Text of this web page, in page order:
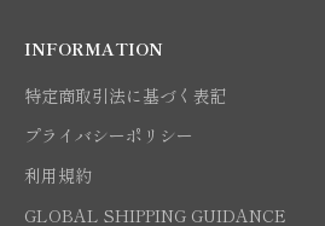
INFORMATION
特定商取引法に基づく表記
プライバシーポリシー
利用規約
GLOBAL SHIPPING GUIDANCE